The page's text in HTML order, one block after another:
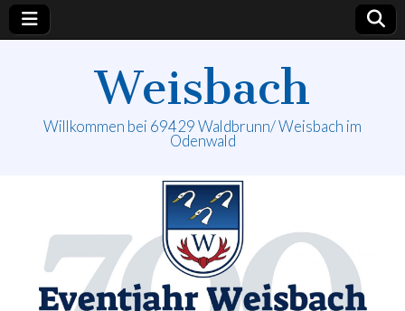
Weisbach
Willkommen bei 69429 Waldbrunn/ Weisbach im
Odenwald